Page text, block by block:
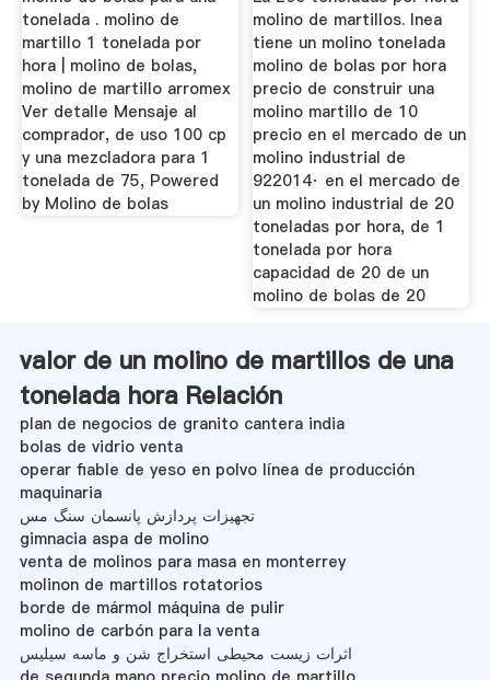
tonelada . molino de
martillo 1 tonelada por
hora | molino de bolas,
molino de martillo arromex
Ver detalle Mensaje al
comprador, de uso 100 cp
y una mezcladora para 1
tonelada de 75, Powered
by Molino de bolas
molino de martillos. lnea
tiene un molino tonelada
molino de bolas por hora
precio de construir una
molino martillo de 10
precio en el mercado de un
molino industrial de
922014· en el mercado de
un molino industrial de 20
toneladas por hora, de 1
tonelada por hora
capacidad de 20 de un
molino de bolas de 20
valor de un molino de martillos de una
tonelada hora Relación
plan de negocios de granito cantera india
bolas de vidrio venta
operar fiable de yeso en polvo línea de producción
maquinaria
تجهیزات پردازش پانسمان سنگ مس
gimnacia aspa de molino
venta de molinos para masa en monterrey
molinon de martillos rotatorios
borde de mármol máquina de pulir
molino de carbón para la venta
اثرات زیست محیطی استخراج شن و ماسه سیلیس